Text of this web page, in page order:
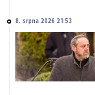
8. srpna 2026 21:53